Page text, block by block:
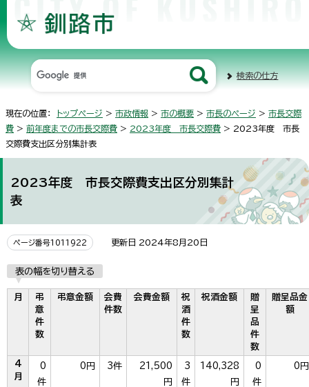
検索の仕方
現在の位置： トップページ > 市政情報 > 市の概要 > 市長のページ > 市長交際
費 > 前年度までの市長交際費 > 2023年度 市長交際費 > 2023年度 市長
交際費支出区分別集計表
2023年度 市長交際費支出区分別集計
表
ページ番号1011922 更新日 2024年8月20日
表の幅を切り替える
月
弔
意
件
数
弔意金額
会費
件数
会費金額
祝
酒
件
数
祝酒金額
贈
呈
品
件
数
贈呈品金
額
4
月
0
件
0円 3件
21,500
円
3
件
140,328
円
0
件
0円